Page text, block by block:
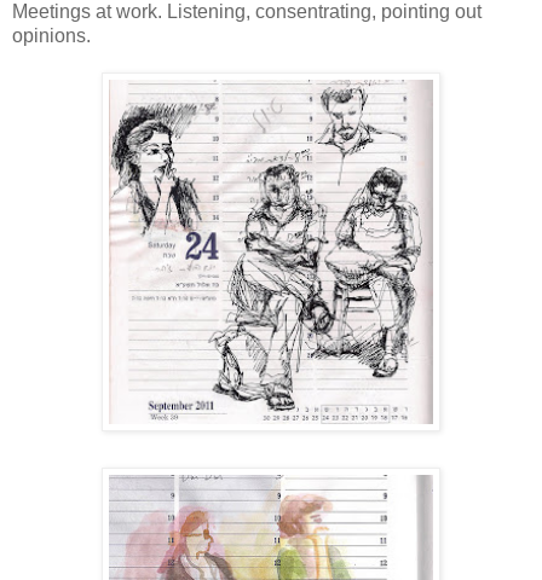
Meetings at work. Listening, consentrating, pointing out
opinions.